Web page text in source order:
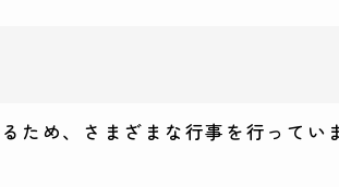
ため、さまざまな行事を行ってい